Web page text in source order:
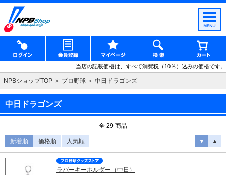
当店の記載価格は、すべて消費税（10％）込みの価格です。
NPBショップTOP プロ野球 中日ドラゴンズ
中日ドラゴンズ
全 29 商品
新着順 価格順 人気順 ▼ ▲
ラバーキーホルダー（中日）